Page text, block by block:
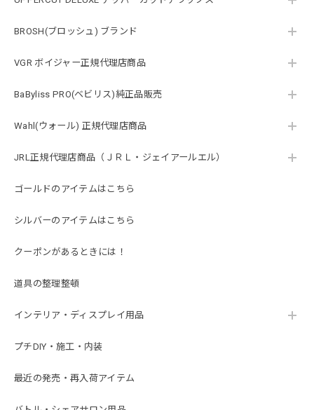
BROSH(ブロッシュ) ブランド
VGR ボイジャー正規代理店商品
BaByliss PRO(ベビリス)純正品販売
Wahl(ウォール) 正規代理店商品
JRL正規代理店商品（ＪＲＬ・ジェイアールエル）
ゴールドのアイテムはこちら
シルバーのアイテムはこちら
クーポンがあるときには！
道具の整理整頓
インテリア・ディスプレイ用品
プチDIY・施工・内装
最近の発売・再入荷アイテム